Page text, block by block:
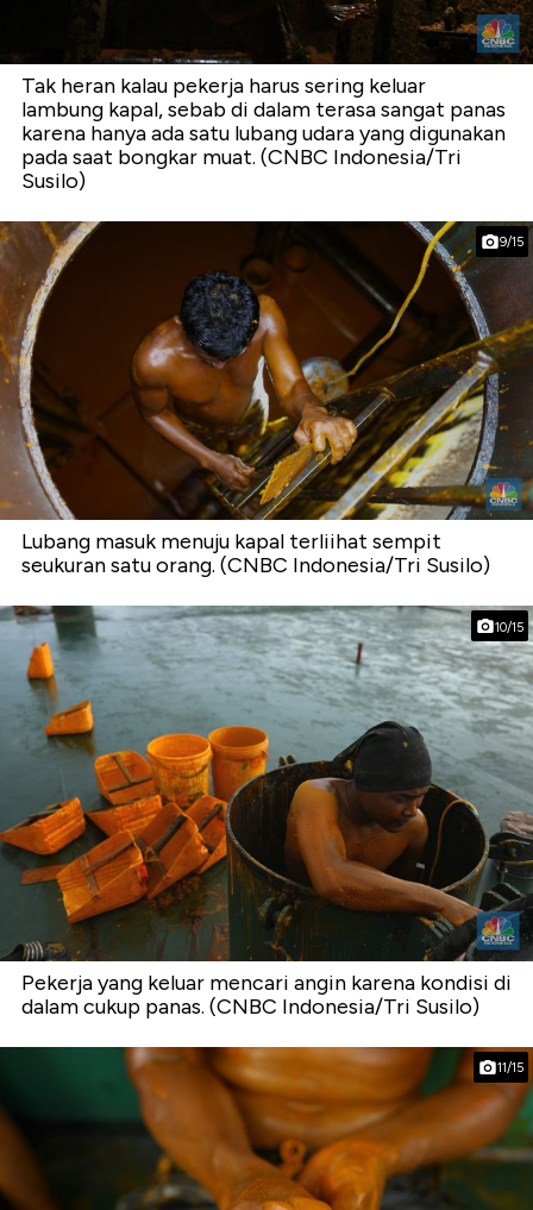
Tak heran kalau pekerja harus sering keluar
lambung kapal, sebab di dalam terasa sangat panas
karena hanya ada satu lubang udara yang digunakan
pada saat bongkar muat. (CNBC Indonesia/Tri
Susilo)
9/15
Lubang masuk menuju kapal terliihat sempit
seukuran satu orang. (CNBC Indonesia/Tri Susilo)
10/15
Pekerja yang keluar mencari angin karena kondisi di
dalam cukup panas. (CNBC Indonesia/Tri Susilo)
11/15